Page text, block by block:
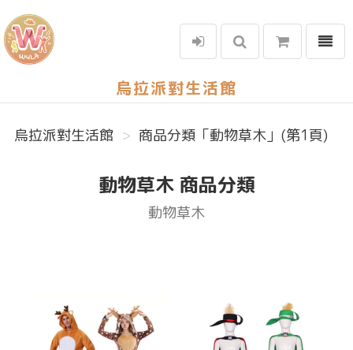
烏拉派對生活館
選單
烏拉派對生活館 商品分類「動物草木」(第1頁)
動物草木 商品分類
動物草木